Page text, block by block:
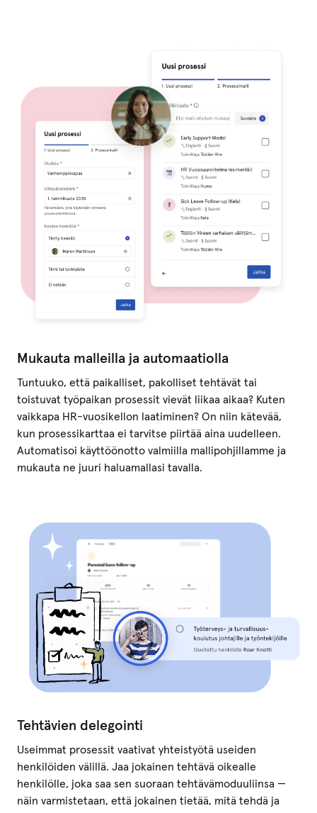
Mukauta malleilla ja automaatiolla
Tuntuuko, että paikalliset, pakolliset tehtävät tai
toistuvat työpaikan prosessit vievät liikaa aikaa? Kuten
vaikkapa HR-vuosikellon laatiminen? On niin kätevää,
kun prosessikarttaa ei tarvitse piirtää aina uudelleen.
Automatisoi käyttöönotto valmiilla mallipohjillamme ja
mukauta ne juuri haluamallasi tavalla.
Tehtävien delegointi
Useimmat prosessit vaativat yhteistyötä useiden
henkilöiden välillä. Jaa jokainen tehtävä oikealle
henkilölle, joka saa sen suoraan tehtävämoduuliinsa —
näin varmistetaan, että jokainen tietää, mitä tehdä ja